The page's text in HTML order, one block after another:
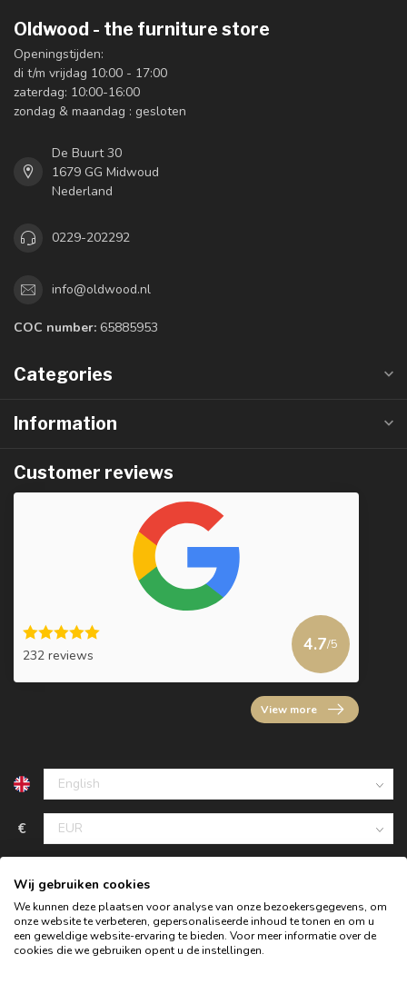
Oldwood - the furniture store
Openingstijden:
di t/m vrijdag 10:00 - 17:00
zaterdag: 10:00-16:00
zondag & maandag : gesloten
De Buurt 30
1679 GG Midwoud
Nederland
0229-202292
info@oldwood.nl
COC number: 65885953
Categories
Information
Customer reviews
232 reviews
4.7/5
View more
€
Wij gebruiken cookies
We kunnen deze plaatsen voor analyse van onze bezoekersgegevens, om
onze website te verbeteren, gepersonaliseerde inhoud te tonen en om u
een geweldige website-ervaring te bieden. Voor meer informatie over de
cookies die we gebruiken opent u de instellingen.